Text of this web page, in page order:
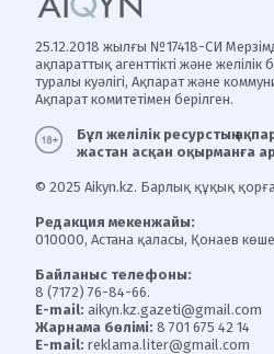
25.12.2018 жылғы №17418-СИ
ақпараттық агенттікті және
туралы куәлігі, Ақпарат және
Ақпарат комитетімен берілген.
Бұл желілік ресурстың
жастан асқан оқырманға
© 2025 Aikyn.kz. Барлық құқық
Редакция мекенжайы:
010000, Астана қаласы, Қонаев
Байланыс телефоны:
8 (7172) 76-84-66.
E-mail: aikyn.kz.gazeti@gmail.com
Жарнама бөлімі: 8 701 675 42 14
E-mail: reklama.liter@gmail.com